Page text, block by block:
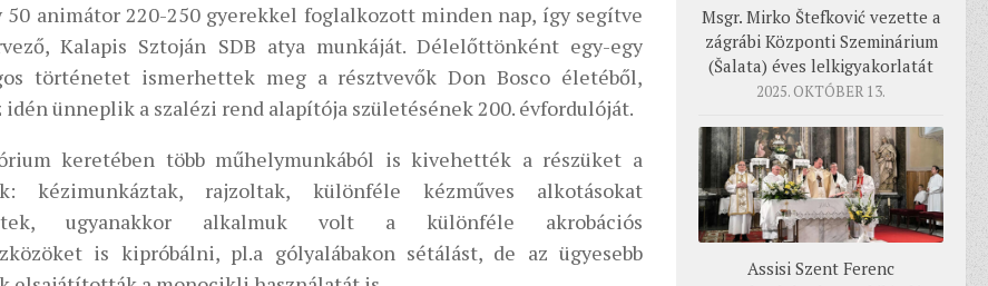
animátor 220-250 gyerekkel foglalkozott minden nap, így segítve
Kalapis Sztoján SDB atya munkáját. Délelőttönként egy-egy
történetet ismerhettek meg a résztvevők Don Bosco életéből,
idén ünneplik a szalézi rend alapítója születésének 200. évfordulóját.
keretében több műhelymunkából is kivehették a részüket a
kézimunkáztak, rajzoltak, különféle kézműves alkotásokat
ugyanakkor alkalmuk volt a különféle akrobációs
is kipróbálni, pl.a gólyalábakon sétálást, de az ügyesebb
Msgr. Mirko Štefković vezette a
zágrábi Központi Szeminárium
(Šalata) éves lelkigyakorlatát
2025. OKTÓBER 13.
Assisi Szent Ferenc